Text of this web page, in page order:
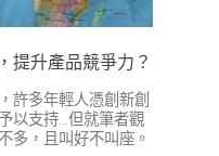
提升產品競爭力？
許多年輕人憑創新創
以支持…但就筆者觀
多，且叫好不叫座。